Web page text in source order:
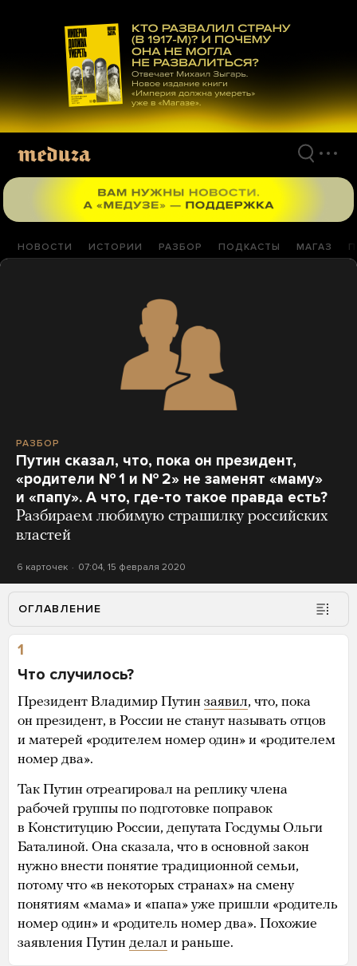
материалам
НОВОСТИ ИСТОРИИ РАЗБОР ПОДКАСТЫ МАГАЗ
РАЗБОР
Путин сказал, что, пока он президент,
«родители № 1 и № 2» не заменят «маму»
и «папу». А что, где-то такое правда есть?
Разбираем любимую страшилку российских
властей
6 карточек 07:04, 15 февраля 2020
ОГЛАВЛЕНИЕ
1
Что случилось?
Президент Владимир Путин заявил, что, пока
он президент, в России не станут называть отцов
и матерей «родителем номер один» и «родителем
номер два».
Так Путин отреагировал на реплику члена
рабочей группы по подготовке поправок
в Конституцию России, депутата Госдумы Ольги
Баталиной. Она сказала, что в основной закон
нужно внести понятие традиционной семьи,
потому что «в некоторых странах» на смену
понятиям «мама» и «папа» уже пришли «родитель
номер один» и «родитель номер два». Похожие
заявления Путин делал и раньше.